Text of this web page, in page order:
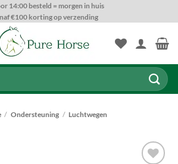
14:00 besteld = morgen in huis
€100 korting op verzending
/ Ondersteuning / Luchtwegen